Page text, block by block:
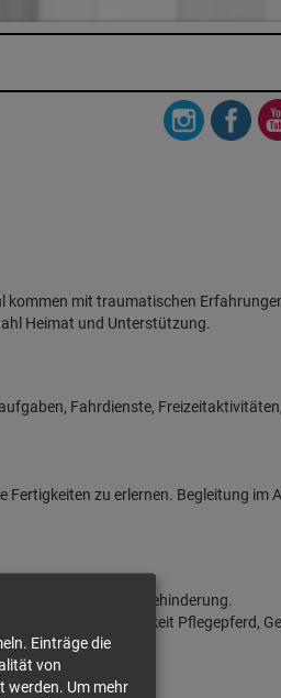
kommen mit traumatischen
Heimat und Unterstützung.
Fahrdienste,
zu erlernen. Begleitung im
mit Menschen mit Behinderung.
Möglichkeit Pflegepferd,
Einträge die
von
werden. Um mehr